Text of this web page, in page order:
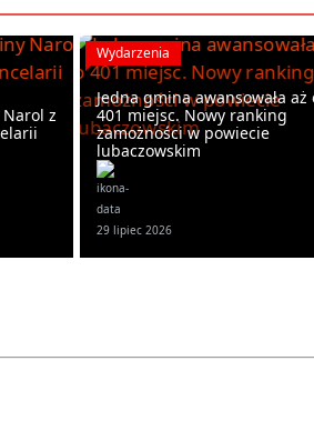
z
Wydarzenia
Jedna gmina awansowała aż
401 miejsc. Nowy ranking
zamożności w powiecie
lubaczowskim
29 lipiec 2026